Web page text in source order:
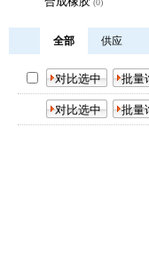
(0)
全部 供应